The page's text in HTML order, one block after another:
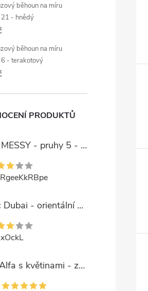
běhoun na míru
- hnědý
běhoun na míru
6 - terakotový
PRODUKTŮ
Běhoun na míru MESSY - pruhy 5 - béžový
Moderní koberec Dubai - orientální 6 - červený
Krásný koberec Alfa s květinami - zelený